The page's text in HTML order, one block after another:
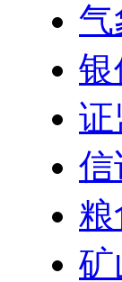
气
银
证
信
粮
矿